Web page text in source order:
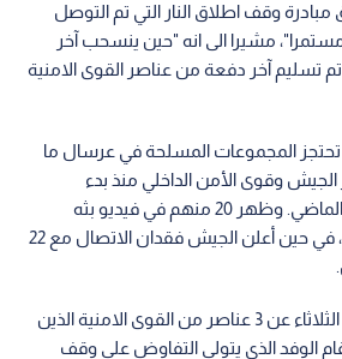
وقف اطلاق النار التي تم التوصل
مشيرا الى انه "حين ينسحب آخر
آخر دفعة من عناصر القوى الامنية
المجموعات المسلحة في عرسال ما
من عناصر الجيش وقوى الأمن الداخلي منذ بدء
الاشتباكات يوم السبت الماضي. وظهر 20 منهم في فيديو بثه
المسلحون على يوتيوب، في حين أعلن الجيش فقدان الاتصال مع 22
وافرج المسلحون امس الثلاثاء عن 3 عناصر من القوى الامنية الذين
الوفد الذي يتولى التفاوض على وقف